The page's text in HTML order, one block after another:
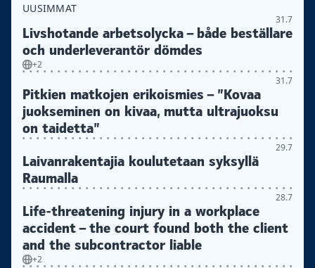
UUSIMMAT
31.7
Livshotande arbetsolycka – både beställare
och underleverantör dömdes
+2
31.7
Pitkien matkojen erikoismies – ”Kovaa
juokseminen on kivaa, mutta ultrajuoksu
on taidetta”
29.7
Laivanrakentajia koulutetaan syksyllä
Raumalla
28.7
Life-threatening injury in a workplace
accident – the court found both the client
and the subcontractor liable
+2